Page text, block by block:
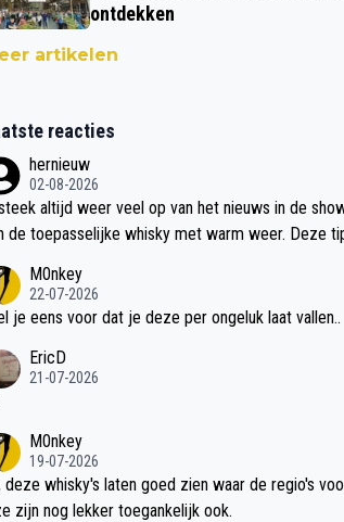
ontdekken
artikelen
reacties
hernieuw
02-08-2026
altijd weer veel op van het nieuws in de
de toepasselijke whisky met warm weer. Deze
M0nkey
22-07-2026
je eens voor dat je deze per ongeluk laat vallen..
EricD
21-07-2026
M0nkey
19-07-2026
deze whisky's laten goed zien waar de regio's
zijn nog lekker toegankelijk ook.